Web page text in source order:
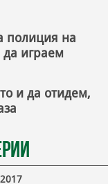
полиция на
играем
и да отидем,